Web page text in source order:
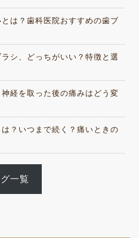
は？歯科医院おすすめの歯ブ
シ、どっちがいい？特徴と選
経を取った後の痛みはどう変
？いつまで続く？痛いときの
一覧